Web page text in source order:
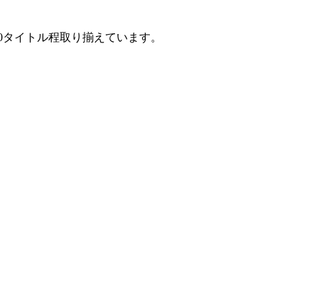
タイトル程取り揃えています。